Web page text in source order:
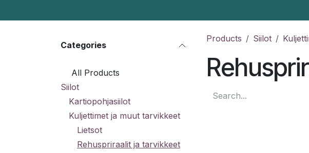
Categories
All Products
Siilot
Kartiopohjasiilot
Kuljettimet ja muut tarvikkeet
Lietsot
Rehuspriraalit ja tarvikkeet
Products Siilot